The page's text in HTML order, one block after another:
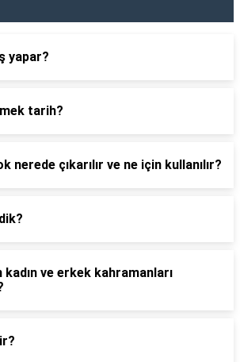
yapar?
tarih?
nerede çıkarılır ve ne için kullanılır?
ve erkek kahramanları